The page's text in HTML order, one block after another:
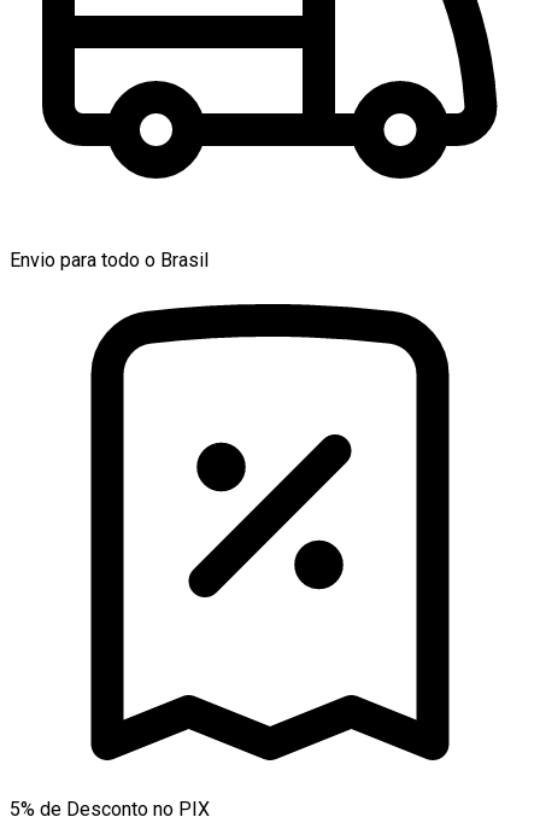
Envio para todo o Brasil
5% de Desconto no PIX